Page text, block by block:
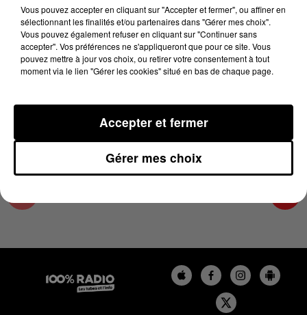
13 février 2024 - 2 min 48 sec
LES INFOS DU TARN ET GARONNE DU
13/02/2024 À 14H00
Podcasts infos du Tarn et Garonne
Vous pouvez accepter en cliquant sur "Accepter et fermer", ou affiner en
sélectionnant les finalités et/ou partenaires dans "Gérer mes choix".
Vous pouvez également refuser en cliquant sur "Continuer sans
accepter". Vos préférences ne s'appliqueront que pour ce site. Vous
pouvez mettre à jour vos choix, ou retirer votre consentement à tout
moment via le lien "Gérer les cookies" situé en bas de chaque page.
Gérer mes choix
Accepter et fermer